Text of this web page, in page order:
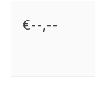
€--,--